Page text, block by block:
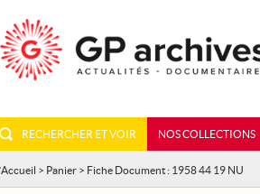
RECHERCHER ET VOIR NOS COLLECTIONS
Accueil > Panier > Fiche Document : 1958 44 19 NU